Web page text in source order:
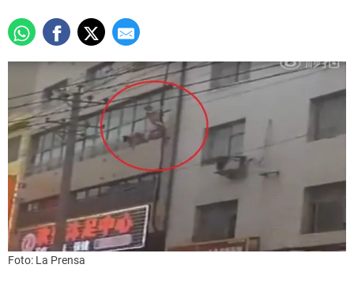
Foto: La Prensa